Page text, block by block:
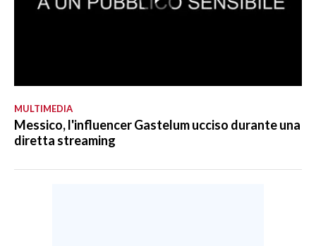
MULTIMEDIA
Messico, l'influencer Gastelum ucciso durante una
diretta streaming